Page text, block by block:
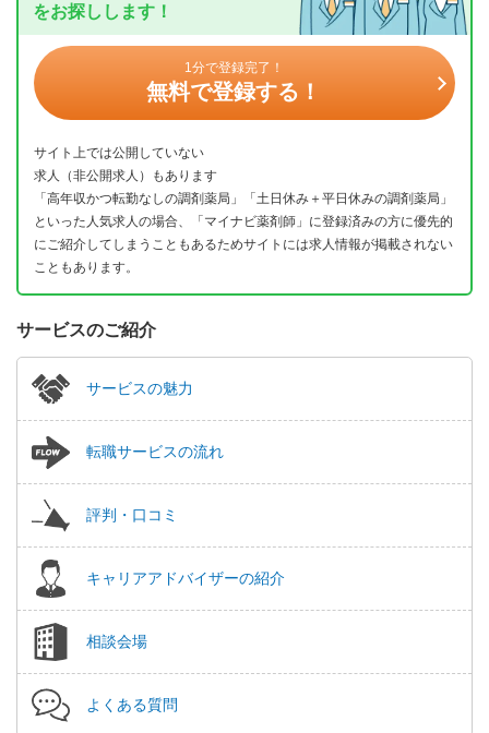
をお探しします！
1分で登録完了！
無料で登録する！
サイト上では公開していない
求人（非公開求人）もあります
「高年収かつ転勤なしの調剤薬局」「土日休み＋平日休みの調剤薬局」
といった人気求人の場合、「マイナビ薬剤師」に登録済みの方に優先的
にご紹介してしまうこともあるためサイトには求人情報が掲載されない
こともあります。
サービスのご紹介
サービスの魅力
転職サービスの流れ
評判・口コミ
キャリアアドバイザーの紹介
相談会場
よくある質問